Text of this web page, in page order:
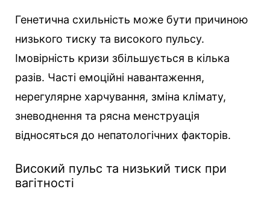
Генетична схильність може бути причиною
низького тиску та високого пульсу.
Імовірність кризи збільшується в кілька
разів. Часті емоційні навантаження,
нерегулярне харчування, зміна клімату,
зневоднення та рясна менструація
відносяться до непатологічних факторів.
Високий пульс та низький тиск при
вагітності